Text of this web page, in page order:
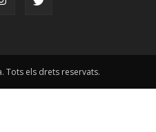
Tots els drets reservats.